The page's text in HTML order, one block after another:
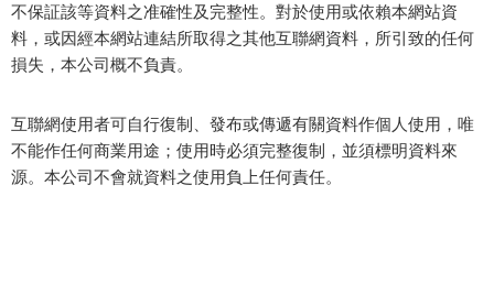
不保証該等資料之准確性及完整性。對於使用或依賴本網站資
料，或因經本網站連結所取得之其他互聯網資料，所引致的任何
損失，本公司概不負責。
互聯網使用者可自行復制、發布或傳遞有關資料作個人使用，唯
不能作任何商業用途；使用時必須完整復制，並須標明資料來
源。本公司不會就資料之使用負上任何責任。